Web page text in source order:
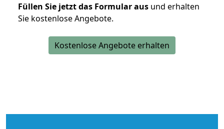
Füllen Sie jetzt das Formular aus und erhalten
Sie kostenlose Angebote.
Kostenlose Angebote erhalten